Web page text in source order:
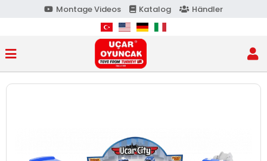
Montage Videos Katalog Händler